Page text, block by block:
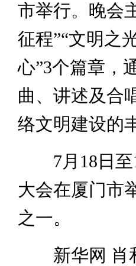
市举行。晚会
征程”“文明之
心”3个篇章，
曲、讲述及合
络文明建设的
7月18日至
大会在厦门市
之一。
新华网 肖